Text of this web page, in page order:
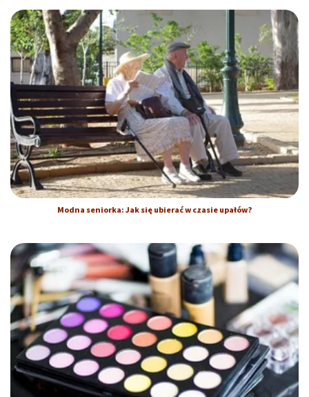
Modna seniorka: Jak się ubierać w czasie upałów?